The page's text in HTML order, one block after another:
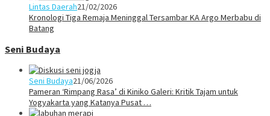
Lintas Daerah21/02/2026
Kronologi Tiga Remaja Meninggal Tersambar KA Argo Merbabu di
Batang
Seni Budaya
Seni Budaya21/06/2026
Pameran ‘Rimpang Rasa’ di Kiniko Galeri: Kritik Tajam untuk
Yogyakarta yang Katanya Pusat …